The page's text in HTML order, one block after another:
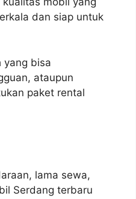
dan siap untuk
yang bisa
ataupun
paket rental
lama sewa,
Serdang terbaru